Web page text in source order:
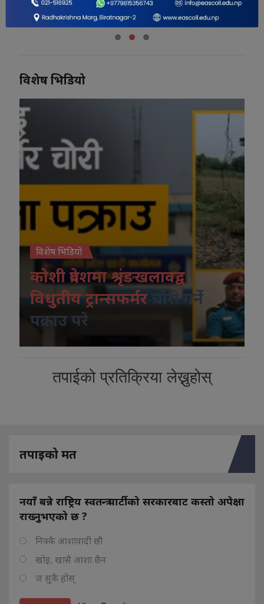
परीक्षण
विशेष भिडियो
विशेष भिडियो
कोशी प्रदेशमा श्रृंङखलावद्व
विधुतीय ट्रान्सफर्मर
चोरी गर्ने
पक्राउ परे
तपाईको प्रतिक्रिया लेख्नुहोस्
तपाइको मत
नयाँ बन्ने राष्ट्रिय स्वतन्त्र पार्टीको सरकारबाट कस्तो अपेक्षा
राख्नुभएको छ ?
निक्कै आशावादी छौ
खोइ, खासै आशा छैन
ज सुकै होस्